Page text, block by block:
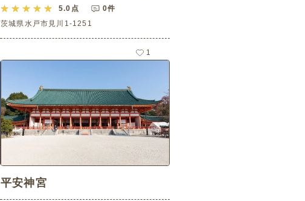
5.0 点
0件
茨城県水戸市見川1-1251
1
平安神宮